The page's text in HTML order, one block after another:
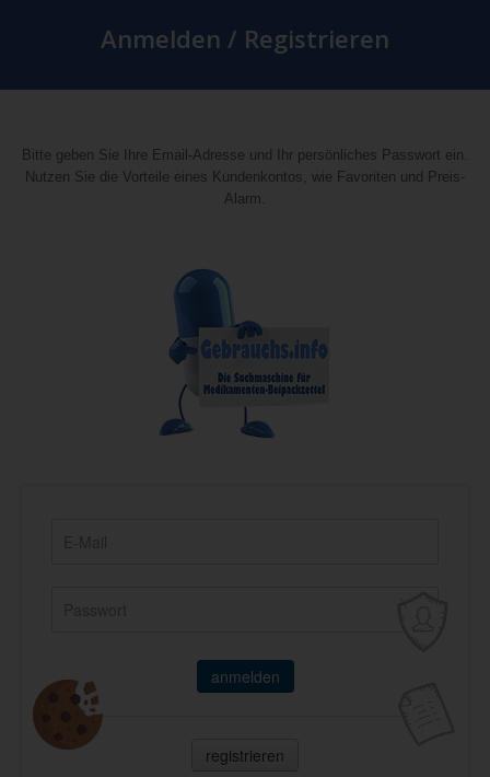
Anmelden / Registrieren
Bitte geben Sie Ihre Email-Adresse und Ihr persönliches Passwort ein.
Nutzen Sie die Vorteile eines Kundenkontos, wie Favoriten und Preis-
Alarm.
anmelden
registrieren